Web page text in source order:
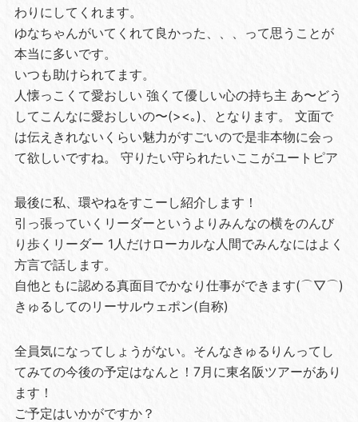
わりにしてくれます。
ゆなちゃんがいてくれて良かった、、、って思うことが
本当に多いです。
いつも助けられてます。
人懐っこくて愛おしい 強くて優しい心の持ち主 あ〜どう
してこんなに愛おしいの〜(><｡)、となります。 文面で
は伝えきれないくらい魅力がすごいので是非本物に会っ
て欲しいですね。 守りたい守られたいここがユートピア
最後に私、環やねをすこーし紹介します！
引っ張っていくリーダーというよりみんなの横をのんび
り歩くリーダー 1人だけローカルな人間でみんなにはよく
方言で話します。
自他ともに認める真面目でかなり仕事ができます(⌒▽⌒)
きゅるしてのリーサルウェポン(自称)
全員気になってしょうがない。そんなきゅるりんってし
てみての今後の予定はなんと！7月に東名阪ツアーがあり
ます！
ご予定はいかがですか？